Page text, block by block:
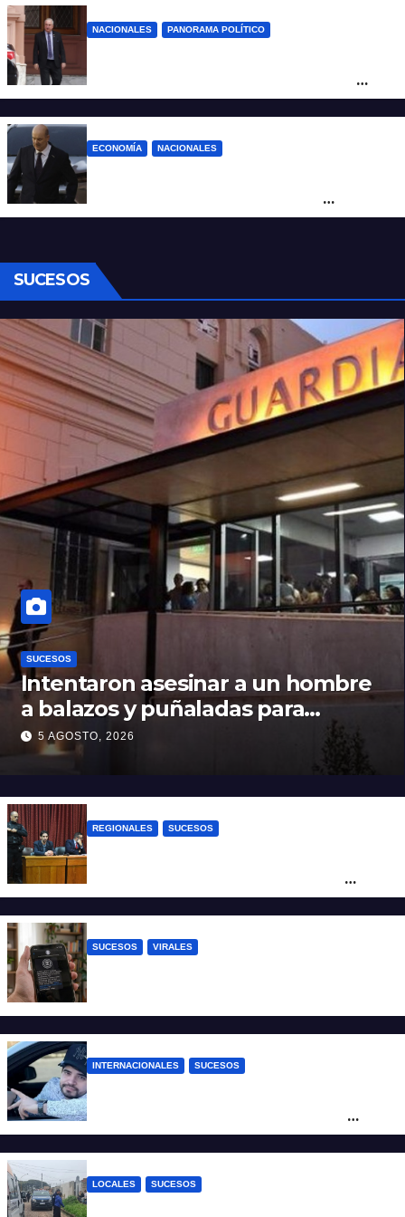
NACIONALES PANORAMA POLÍTICO
Milei de Misiones
ECONOMÍA NACIONALES
suspendió el decreto para levantar el paro
SUCESOS
SUCESOS
Intentaron asesinar a un hombre
a balazos y puñaladas para
robarle su moto en barrio Santa
Rosa de Lima
5 AGOSTO, 2026
REGIONALES SUCESOS
infantil
SUCESOS VIRALES
INTERNACIONALES SUCESOS
transmisión en vivo
LOCALES SUCESOS